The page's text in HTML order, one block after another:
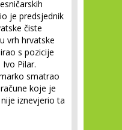
je predsjednik
čiste
vrh hrvatske
s pozicije
Pilar.
smatrao
koje je
iznevjerio ta